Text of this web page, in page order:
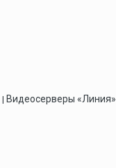
| Видеосерверы «Линия»